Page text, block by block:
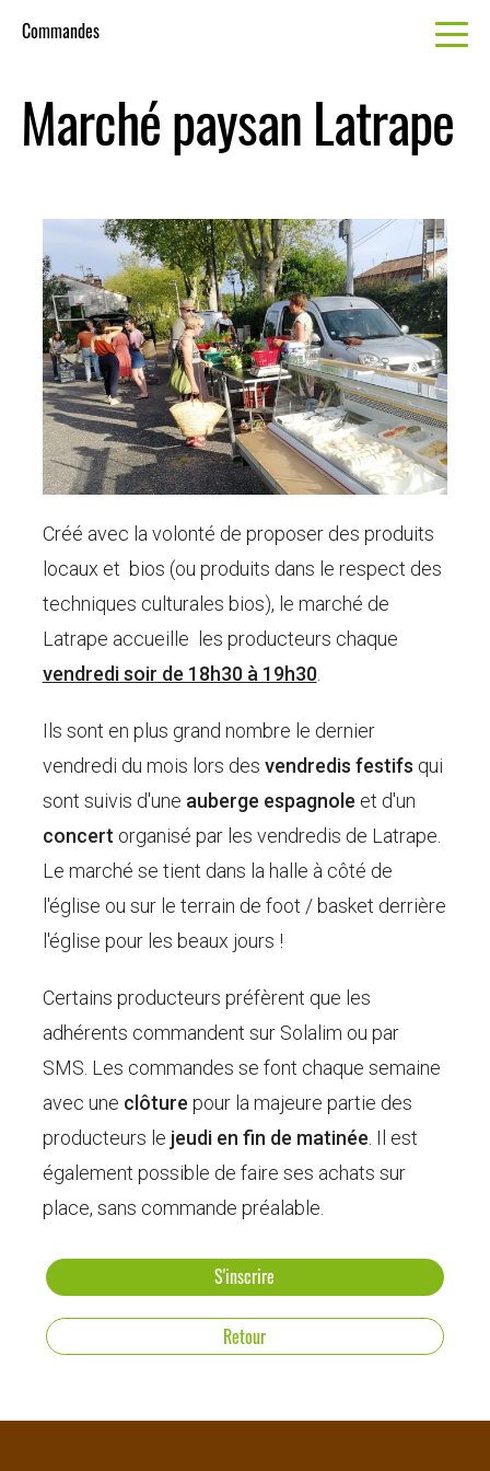
Commandes
Marché paysan Latrape
Créé avec la volonté de proposer des produits
locaux et bios (ou produits dans le respect des
techniques culturales bios), le marché de
Latrape accueille les producteurs chaque
vendredi soir de 18h30 à 19h30.
Ils sont en plus grand nombre le dernier
vendredi du mois lors des vendredis festifs qui
sont suivis d'une auberge espagnole et d'un
concert organisé par les vendredis de Latrape.
Le marché se tient dans la halle à côté de
l'église ou sur le terrain de foot / basket derrière
l'église pour les beaux jours !
Certains producteurs préfèrent que les
adhérents commandent sur Solalim ou par
SMS. Les commandes se font chaque semaine
avec une clôture pour la majeure partie des
producteurs le jeudi en fin de matinée . Il est
également possible de faire ses achats sur
place, sans commande préalable.
S'inscrire
Retour